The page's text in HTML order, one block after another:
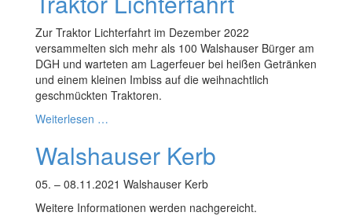
Zur Traktor Lichterfahrt im Dezember 2022
versammelten sich mehr als 100 Walshauser Bürger am
DGH und warteten am Lagerfeuer bei heißen Getränken
und einem kleinen Imbiss auf die weihnachtlich
geschmückten Traktoren.
Weiterlesen …
Walshauser Kerb
05. – 08.11.2021 Walshauser Kerb
Weitere Informationen werden nachgereicht.